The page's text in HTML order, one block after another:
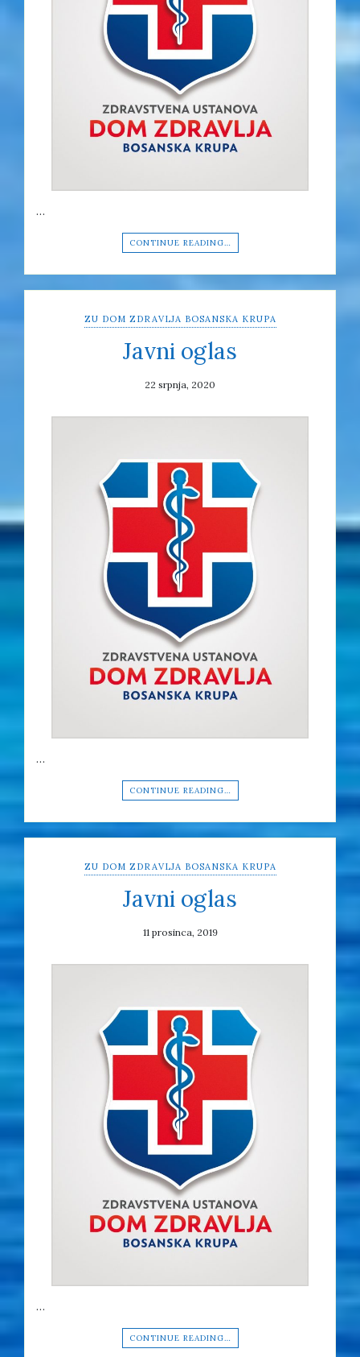
…
CONTINUE READING…
ZU DOM ZDRAVLJA BOSANSKA KRUPA
Javni oglas
22 srpnja, 2020
…
CONTINUE READING…
ZU DOM ZDRAVLJA BOSANSKA KRUPA
Javni oglas
11 prosinca, 2019
…
CONTINUE READING…